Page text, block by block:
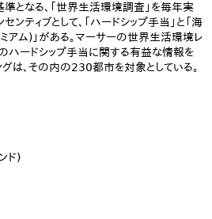
となる、「世界生活環境調査」を毎年実
ンティブとして、「ハードシップ手当」と「海
アム)」がある。マーサーの世界生活環境レ
ハードシップ手当に関する有益な情報を
は、その内の230都市を対象としている。
ド)